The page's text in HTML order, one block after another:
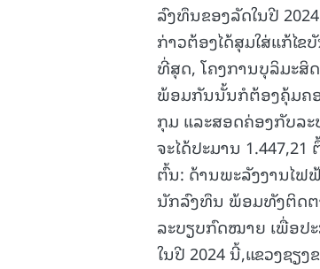
ລົງທຶນຂອງລັດໃນປີ
ກ່າວຕ້ອງໄດ້ສຸມໃສ່ແກ້ໄ
ທີ່ສຸດ, ໂຄງການບຸລິມະສິ
ພ້ອມກັນນັ້ນກໍຕ້ອງຄຸ້ມຄ
ກຸມ ແລະສອດຄ່ອງກັບລ
ຈະໄດ້ປະມານ
ຕົ້ນ: ດ້ານພະລັງງານໄຟ
ນັກລົງທຶນ ພ້ອມທັງຕິດຕ
ລະບຽບກົດໝາຍ ເພື່ອປ
ໃນປີ 2024 ນີ້,ແຂວງຊຽ